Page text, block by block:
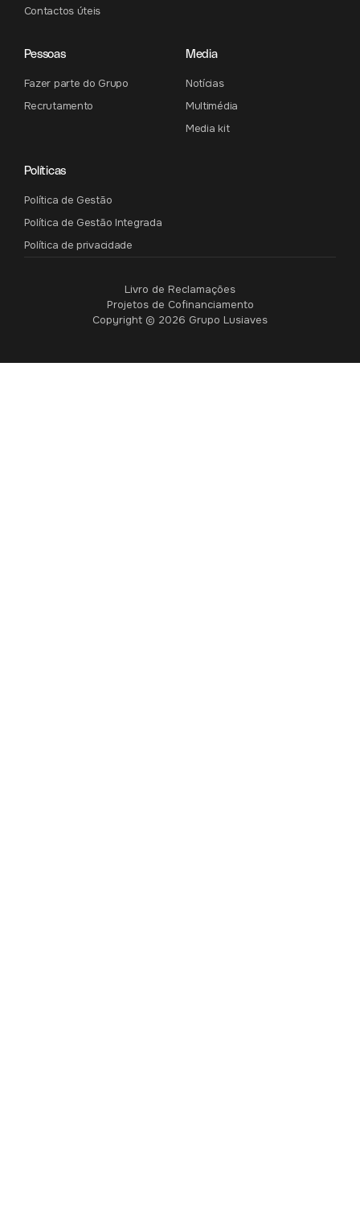
Contactos úteis
Pessoas
Fazer parte do Grupo
Recrutamento
Media
Notícias
Multimédia
Media kit
Políticas
Política de Gestão
Política de Gestão Integrada
Política de privacidade
Livro de Reclamações
Projetos de Cofinanciamento
Copyright © 2026 Grupo Lusiaves